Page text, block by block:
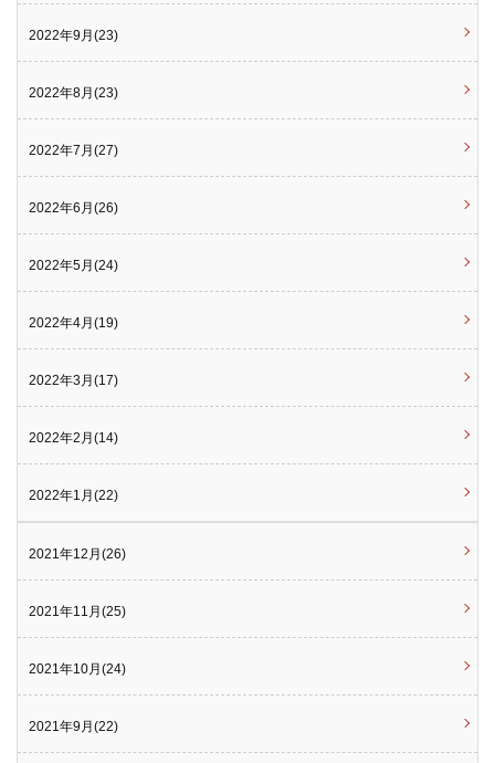
2022年9月(23)
2022年8月(23)
2022年7月(27)
2022年6月(26)
2022年5月(24)
2022年4月(19)
2022年3月(17)
2022年2月(14)
2022年1月(22)
2021年12月(26)
2021年11月(25)
2021年10月(24)
2021年9月(22)